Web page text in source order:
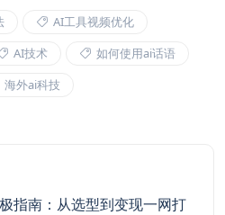
AI工具视频优化
AI技术
如何使用ai话语
海外ai科技
指南：从选型到变现一网打